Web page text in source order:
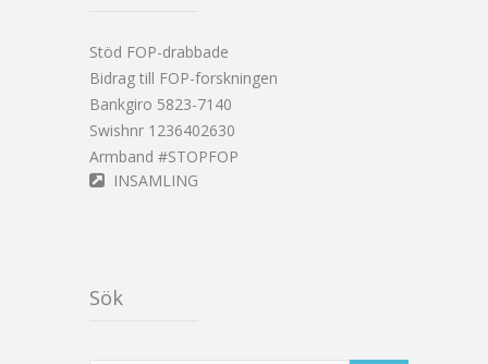
Stöd FOP-drabbade
Bidrag till FOP-forskningen
Bankgiro 5823-7140
Swishnr 1236402630
Armband #STOPFOP
INSAMLING
Sök